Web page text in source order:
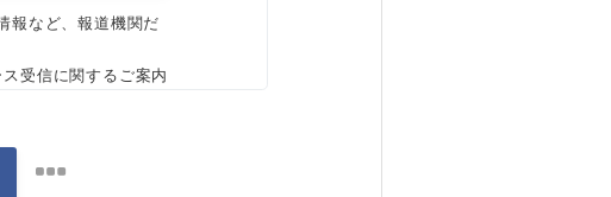
報など、報道機関だ
受信に関するご案内